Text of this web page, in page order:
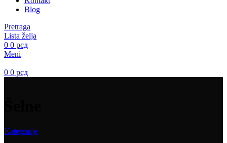
Blog
Pretraga
Lista želja
0 0 рсд
Meni
0 0 рсд
Kategorije